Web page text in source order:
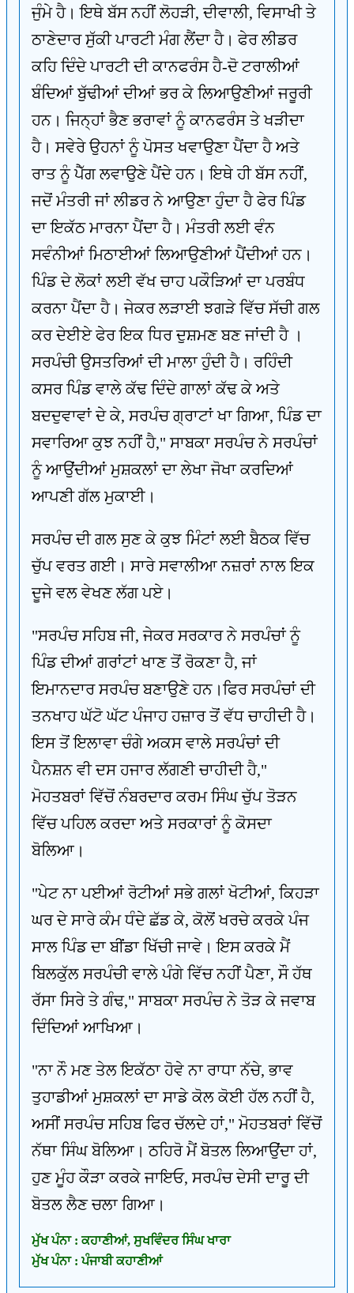
ਜੁੰਮੇ ਹੈ। ਇਥੇ ਬੱਸ ਨਹੀਂ ਲੋਹੜੀ, ਦੀਵਾਲੀ, ਵਿਸਾਖੀ ਤੇ
ਠਾਣੇਦਾਰ ਸੁੱਕੀ ਪਾਰਟੀ ਮੰਗ ਲੈਂਦਾ ਹੈ। ਫੇਰ ਲੀਡਰ
ਕਹਿ ਦਿੰਦੇ ਪਾਰਟੀ ਦੀ ਕਾਨਫਰੰਸ ਹੈ-ਦੋ ਟਰਾਲੀਆਂ
ਬੰਦਿਆਂ ਬੁੱਢੀਆਂ ਦੀਆਂ ਭਰ ਕੇ ਲਿਆਉਣੀਆਂ ਜਰੂਰੀ
ਹਨ। ਜਿਨ੍ਹਾਂ ਭੈਣ ਭਰਾਵਾਂ ਨੂੰ ਕਾਨਫਰੰਸ ਤੇ ਖੜੀਦਾ
ਹੈ। ਸਵੇਰੇ ਉਹਨਾਂ ਨੂੰ ਪੋਸਤ ਖਵਾਉਣਾ ਪੈਂਦਾ ਹੈ ਅਤੇ
ਰਾਤ ਨੂੰ ਪੈੱਗ ਲਵਾਉਣੇ ਪੈਂਦੇ ਹਨ। ਇਥੇ ਹੀ ਬੱਸ ਨਹੀਂ,
ਜਦੋਂ ਮੰਤਰੀ ਜਾਂ ਲੀਡਰ ਨੇ ਆਉਣਾ ਹੁੰਦਾ ਹੈ ਫੇਰ ਪਿੰਡ
ਦਾ ਇਕੱਠ ਮਾਰਨਾ ਪੈਂਦਾ ਹੈ। ਮੰਤਰੀ ਲਈ ਵੰਨ
ਸਵੰਨੀਆਂ ਮਿਠਾਈਆਂ ਲਿਆਉਣੀਆਂ ਪੈਂਦੀਆਂ ਹਨ।
ਪਿੰਡ ਦੇ ਲੋਕਾਂ ਲਈ ਵੱਖ ਚਾਹ ਪਕੌੜਿਆਂ ਦਾ ਪਰਬੰਧ
ਕਰਨਾ ਪੈਂਦਾ ਹੈ। ਜੇਕਰ ਲੜਾਈ ਝਗੜੇ ਵਿੱਚ ਸੱਚੀ ਗਲ
ਕਰ ਦੇਈਏ ਫੇਰ ਇਕ ਧਿਰ ਦੁਸ਼ਮਣ ਬਣ ਜਾਂਦੀ ਹੈ ।
ਸਰਪੰਚੀ ਉਸਤਰਿਆਂ ਦੀ ਮਾਲਾ ਹੁੰਦੀ ਹੈ। ਰਹਿੰਦੀ
ਕਸਰ ਪਿੰਡ ਵਾਲੇ ਕੱਢ ਦਿੰਦੇ ਗਾਲਾਂ ਕੱਢ ਕੇ ਅਤੇ
ਬਦਦੁਵਾਵਾਂ ਦੇ ਕੇ, ਸਰਪੰਚ ਗ੍ਰਾਟਾਂ ਖਾ ਗਿਆ, ਪਿੰਡ ਦਾ
ਸਵਾਰਿਆ ਕੁਝ ਨਹੀਂ ਹੈ," ਸਾਬਕਾ ਸਰਪੰਚ ਨੇ ਸਰਪੰਚਾਂ
ਨੂੰ ਆਉਂਦੀਆਂ ਮੁਸ਼ਕਲਾਂ ਦਾ ਲੇਖਾ ਜੋਖਾ ਕਰਦਿਆਂ
ਆਪਣੀ ਗੱਲ ਮੁਕਾਈ।
ਸਰਪੰਚ ਦੀ ਗਲ ਸੁਣ ਕੇ ਕੁਝ ਮਿੰਟਾਂ ਲਈ ਬੈਠਕ ਵਿੱਚ
ਚੁੱਪ ਵਰਤ ਗਈ। ਸਾਰੇ ਸਵਾਲੀਆ ਨਜ਼ਰਾਂ ਨਾਲ ਇਕ
ਦੂਜੇ ਵਲ ਵੇਖਣ ਲੱਗ ਪਏ।
"ਸਰਪੰਚ ਸਹਿਬ ਜੀ, ਜੇਕਰ ਸਰਕਾਰ ਨੇ ਸਰਪੰਚਾਂ ਨੂੰ
ਪਿੰਡ ਦੀਆਂ ਗਰਾਂਟਾਂ ਖਾਣ ਤੋਂ ਰੋਕਣਾ ਹੈ, ਜਾਂ
ਇਮਾਨਦਾਰ ਸਰਪੰਚ ਬਣਾਉਣੇ ਹਨ।ਫਿਰ ਸਰਪੰਚਾਂ ਦੀ
ਤਨਖਾਹ ਘੱਟੋ ਘੱਟ ਪੰਜਾਹ ਹਜ਼ਾਰ ਤੋਂ ਵੱਧ ਚਾਹੀਦੀ ਹੈ।
ਇਸ ਤੋਂ ਇਲਾਵਾ ਚੰਗੇ ਅਕਸ ਵਾਲੇ ਸਰਪੰਚਾਂ ਦੀ
ਪੈਨਸ਼ਨ ਵੀ ਦਸ ਹਜਾਰ ਲੱਗਣੀ ਚਾਹੀਦੀ ਹੈ,"
ਮੋਹਤਬਰਾਂ ਵਿੱਚੋਂ ਨੰਬਰਦਾਰ ਕਰਮ ਸਿੰਘ ਚੁੱਪ ਤੋੜਨ
ਵਿੱਚ ਪਹਿਲ ਕਰਦਾ ਅਤੇ ਸਰਕਾਰਾਂ ਨੂੰ ਕੋਸਦਾ
ਬੋਲਿਆ।
"ਪੇਟ ਨਾ ਪਈਆਂ ਰੋਟੀਆਂ ਸਭੇ ਗਲਾਂ ਖੋਟੀਆਂ, ਕਿਹੜਾ
ਘਰ ਦੇ ਸਾਰੇ ਕੰਮ ਧੰਦੇ ਛੱਡ ਕੇ, ਕੋਲੋਂ ਖਰਚੇ ਕਰਕੇ ਪੰਜ
ਸਾਲ ਪਿੰਡ ਦਾ ਬੀਂਡਾ ਖਿੱਚੀ ਜਾਵੇ। ਇਸ ਕਰਕੇ ਮੈਂ
ਬਿਲਕੁੱਲ ਸਰਪੰਚੀ ਵਾਲੇ ਪੰਗੇ ਵਿੱਚ ਨਹੀਂ ਪੈਣਾ, ਸੌ ਹੱਥ
ਰੱਸਾ ਸਿਰੇ ਤੇ ਗੰਢ," ਸਾਬਕਾ ਸਰਪੰਚ ਨੇ ਤੋੜ ਕੇ ਜਵਾਬ
ਦਿੰਦਿਆਂ ਆਖਿਆ।
"ਨਾ ਨੌ ਮਣ ਤੇਲ ਇਕੱਠਾ ਹੋਵੇ ਨਾ ਰਾਧਾ ਨੱਚੇ, ਭਾਵ
ਤੁਹਾਡੀਆਂ ਮੁਸ਼ਕਲਾਂ ਦਾ ਸਾਡੇ ਕੋਲ ਕੋਈ ਹੱਲ ਨਹੀਂ ਹੈ,
ਅਸੀਂ ਸਰਪੰਚ ਸਹਿਬ ਫਿਰ ਚੱਲਦੇ ਹਾਂ," ਮੋਹਤਬਰਾਂ ਵਿੱਚੋਂ
ਨੱਥਾ ਸਿੰਘ ਬੋਲਿਆ। ਠਹਿਰੋ ਮੈਂ ਬੋਤਲ ਲਿਆਉਂਦਾ ਹਾਂ,
ਹੁਣ ਮੂੰਹ ਕੌੜਾ ਕਰਕੇ ਜਾਇਓ, ਸਰਪੰਚ ਦੇਸੀ ਦਾਰੂ ਦੀ
ਬੋਤਲ ਲੈਣ ਚਲਾ ਗਿਆ।
ਮੁੱਖ ਪੰਨਾ : ਕਹਾਣੀਆਂ, ਸੁਖਵਿੰਦਰ ਸਿੰਘ ਖਾਰਾ
ਮੁੱਖ ਪੰਨਾ : ਪੰਜਾਬੀ ਕਹਾਣੀਆਂ